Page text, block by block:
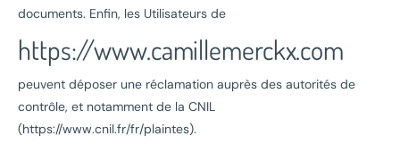
documents. Enfin, les Utilisateurs de
https://www.camillemerckx.com
peuvent déposer une réclamation auprès des autorités de
contrôle, et notamment de la CNIL
(https://www.cnil.fr/fr/plaintes).